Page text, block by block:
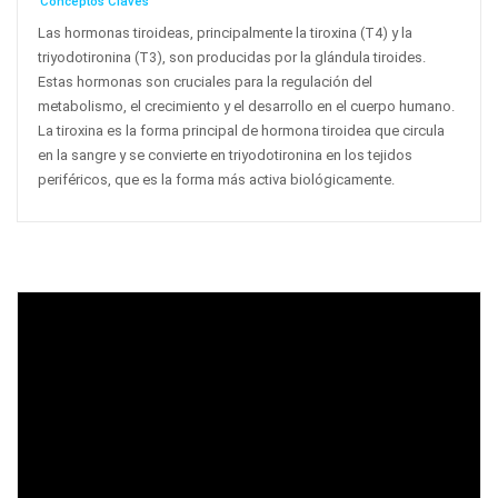
Las hormonas tiroideas, principalmente la tiroxina (T4) y la
triyodotironina (T3), son producidas por la glándula tiroides.
Estas hormonas son cruciales para la regulación del
metabolismo, el crecimiento y el desarrollo en el cuerpo humano.
La tiroxina es la forma principal de hormona tiroidea que circula
en la sangre y se convierte en triyodotironina en los tejidos
periféricos, que es la forma más activa biológicamente.